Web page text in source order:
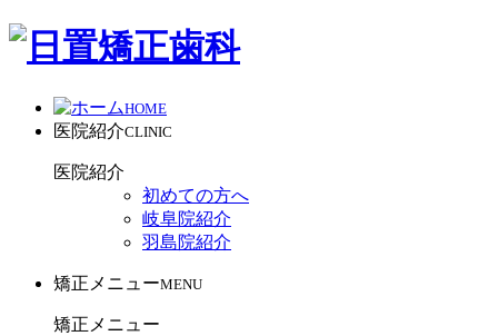
HOME
医院紹介CLINIC
医院紹介
初めての方へ
岐阜院紹介
羽島院紹介
矯正メニューMENU
矯正メニュー